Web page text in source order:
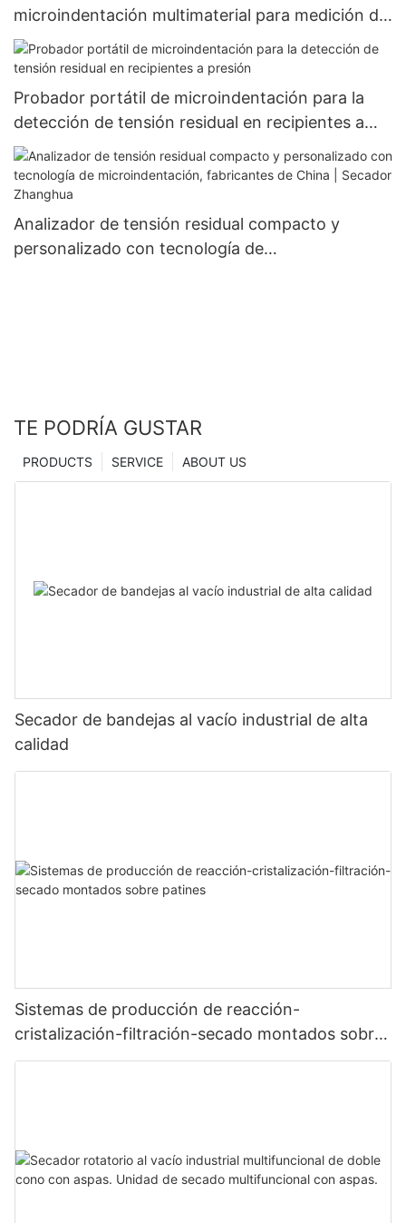
microindentación multimaterial para medición de
resistencia y tensión: Zhanghua Dryer
Probador portátil de microindentación para la
detección de tensión residual en recipientes a
presión
Analizador de tensión residual compacto y
personalizado con tecnología de
TE PODRÍA GUSTAR
ABOUT US
SERVICE
PRODUCTS
Secador de bandejas al vacío industrial de alta
calidad
Sistemas de producción de reacción-
cristalización-filtración-secado montados sobre
patines